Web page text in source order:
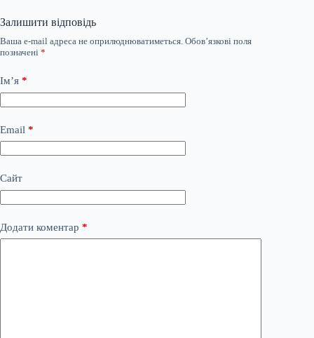
Залишити відповідь
Ваша e-mail адреса не оприлюднюватиметься. Обов’язкові поля
позначені *
Ім’я *
Email *
Сайт
Додати коментар *